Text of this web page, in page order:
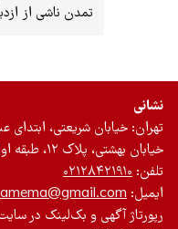
ناشی از ازدیاد جمعیت و کافی
ابتدای عباس‌آباد،
۱
در سایت «پیام ما»: